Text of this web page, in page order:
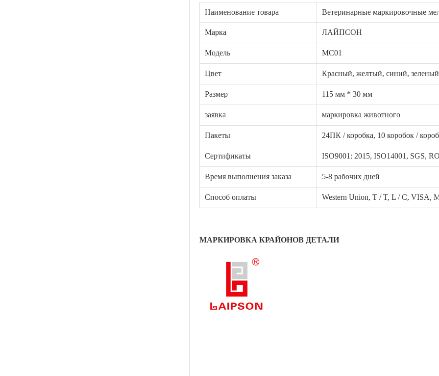
Наименование товара Ветеринарные маркировочные
Марка ЛАЙПСОН
Модель MC01
Цвет Красный, желтый, синий,
Размер 115 мм * 30 мм
заявка маркировка животного
Пакеты 24ПК / коробка, 10 коробок /
Сертификаты ISO9001: 2015, ISO14001, SGS,
Время выполнения заказа 5-8 рабочих дней
Способ оплаты Western Union, T / T, L / C, VISA,
МАРКИРОВКА КРАЙОНОВ ДЕТАЛИ